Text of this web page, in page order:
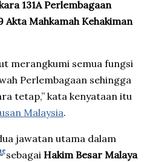
131A Perlembagaan
Akta Mahkamah Kehakiman
merangkumi semua fungsi
Perlembagaan sehingga
tetap,” kata kenyataan itu
Malaysia.
jawatan utama dalam
sebagai Hakim Besar Malaya